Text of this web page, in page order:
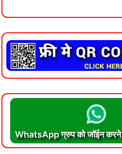
WhatsApp ग्रुप को जॉईन